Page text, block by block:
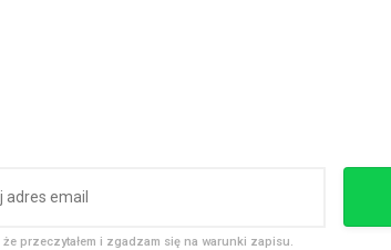
że przeczytałem i zgadzam się na warunki zapisu.